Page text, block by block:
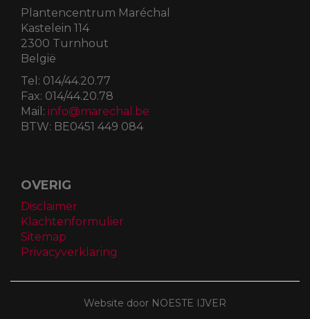
Plantencentrum Maréchal
Kastelein 114
2300 Turnhout
België
Tel: 014/44.20.77
Fax: 014/44.20.78
Mail: info@marechal.be
BTW: BE0451 449 084
OVERIG
Disclaimer
Klachtenformulier
Sitemap
Privacyverklaring
Website door NOESTE IJVER